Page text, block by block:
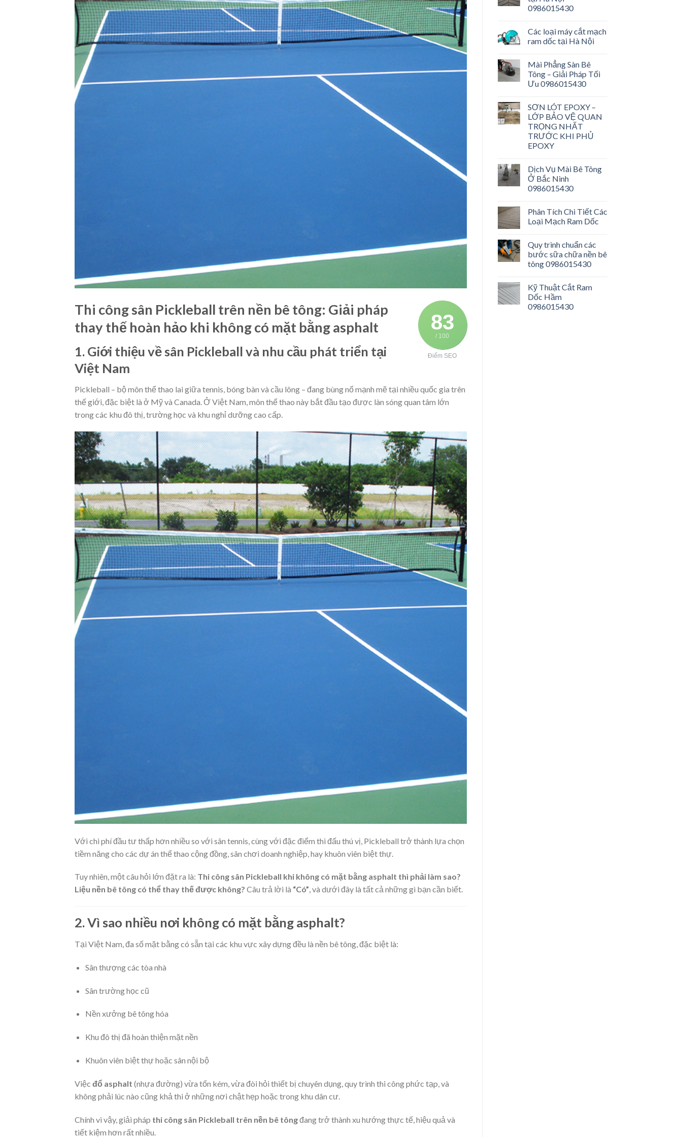
83
/ 100
Điểm SEO
Thi công sân Pickleball trên nền bê tông: Giải pháp
thay thế hoàn hảo khi không có mặt bằng asphalt
1. Giới thiệu về sân Pickleball và nhu cầu phát triển tại
Việt Nam
Pickleball – bộ môn thể thao lai giữa tennis, bóng bàn và cầu lông – đang bùng nổ mạnh mẽ tại nhiều quốc gia trên
thế giới, đặc biệt là ở Mỹ và Canada. Ở Việt Nam, môn thể thao này bắt đầu tạo được làn sóng quan tâm lớn
trong các khu đô thị, trường học và khu nghỉ dưỡng cao cấp.
Với chi phí đầu tư thấp hơn nhiều so với sân tennis, cùng với đặc điểm thi đấu thú vị, Pickleball trở thành lựa chọn
tiềm năng cho các dự án thể thao cộng đồng, sân chơi doanh nghiệp, hay khuôn viên biệt thự.
Tuy nhiên, một câu hỏi lớn đặt ra là: Thi công sân Pickleball khi không có mặt bằng asphalt thì phải làm sao?
Liệu nền bê tông có thể thay thế được không? Câu trả lời là “Có”, và dưới đây là tất cả những gì bạn cần biết.
2. Vì sao nhiều nơi không có mặt bằng asphalt?
Tại Việt Nam, đa số mặt bằng có sẵn tại các khu vực xây dựng đều là nền bê tông, đặc biệt là:
Sân thượng các tòa nhà
Sân trường học cũ
Nền xưởng bê tông hóa
Khu đô thị đã hoàn thiện mặt nền
Khuôn viên biệt thự hoặc sân nội bộ
Việc đổ asphalt (nhựa đường) vừa tốn kém, vừa đòi hỏi thiết bị chuyên dụng, quy trình thi công phức tạp, và
không phải lúc nào cũng khả thi ở những nơi chật hẹp hoặc trong khu dân cư.
Chính vì vậy, giải pháp thi công sân Pickleball trên nền bê tôngđang trở thành xu hướng thực tế, hiệu quả và
tiết kiệm hơn rất nhiều.
0986015430
Các loại máy cắt mạch
ram dốc tại Hà Nội
Mài Phẳng Sàn Bê
Tông – Giải Pháp Tối
Ưu 0986015430
SƠN LÓT EPOXY –
LỚP BẢO VỆ QUAN
TRỌNG NHẤT
TRƯỚC KHI PHỦ
EPOXY
Dịch Vụ Mài Bê Tông
Ở Bắc Ninh
0986015430
Phân Tích Chi Tiết Các
Loại Mạch Ram Dốc
Quy trình chuẩn các
bước sữa chữa nền bê
tông 0986015430
Kỹ Thuật Cắt Ram
Dốc Hầm
0986015430